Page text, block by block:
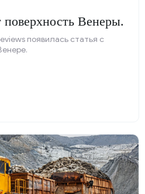
Венеры.
появилась статья с